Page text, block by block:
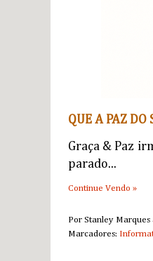
QUE A PAZ DO
Graça & Paz
parado...
Continue Vendo »
Por Stanley Marques
Marcadores: